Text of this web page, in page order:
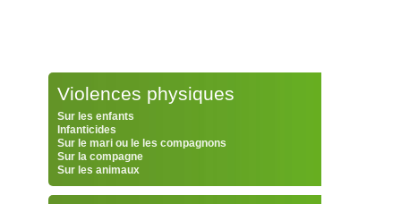
Violences physiques
Sur les enfants
Infanticides
Sur le mari ou le les compagnons
Sur la compagne
Sur les animaux